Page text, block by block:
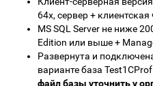
64х, сервер + клиентская
MS SQL Server не ниже
Edition или выше +
Развернута и
варианте база Test1CProf
файл базы уточнить у